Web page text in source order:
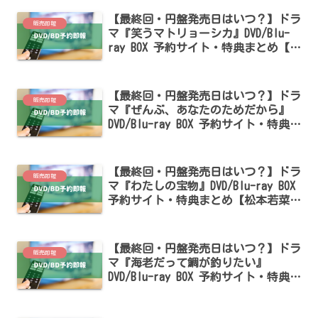
販売即報
【最終回・円盤発売日はいつ？】ドラ
マ『笑うマトリョーシカ』DVD/Blu-
ray BOX 予約サイト・特典まとめ【水
販売即報
【最終回・円盤発売日はいつ？】ドラ
マ『ぜんぶ、あなたのためだから』
DVD/Blu-ray BOX 予約サイト・特典ま
販売即報
【最終回・円盤発売日はいつ？】ドラ
マ『わたしの宝物』DVD/Blu-ray BOX
予約サイト・特典まとめ【松本若菜・
販売即報
【最終回・円盤発売日はいつ？】ドラ
マ『海老だって鯛が釣りたい』
DVD/Blu-ray BOX 予約サイト・特典ま